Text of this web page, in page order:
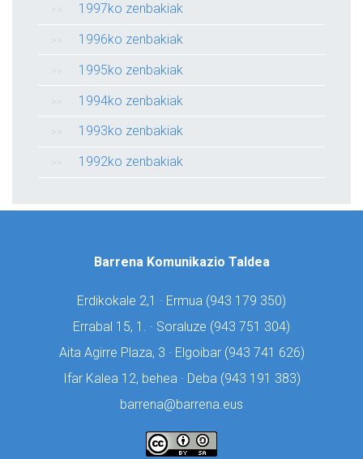
1997ko zenbakiak
1996ko zenbakiak
1995ko zenbakiak
1994ko zenbakiak
1993ko zenbakiak
1992ko zenbakiak
Barrena Komunikazio Taldea
Erdikokale 2,1 · Ermua (943 179 350)
Errabal 15, 1. · Soraluze (943 751 304)
Aita Agirre Plaza, 3 · Elgoibar (943 741 626)
Ifar Kalea 12, behea · Deba (943 191 383)
barrena@barrena.eus